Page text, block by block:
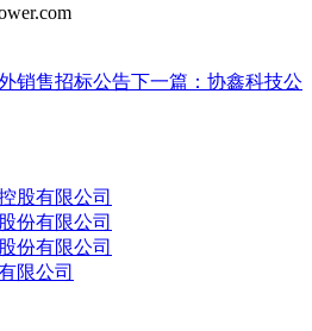
销售招标公告下一篇：协鑫科技公
股有限公司
份有限公司
份有限公司
限公司